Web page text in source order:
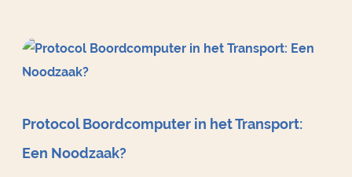
Protocol Boordcomputer in het Transport:
Een Noodzaak?